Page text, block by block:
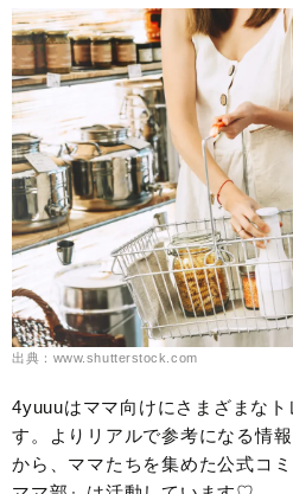
出典：www.shutterstock.com
4yuuuはママ向けにさまざまな
す。よりリアルで参考になる情
から、ママたちを集めた公式コ